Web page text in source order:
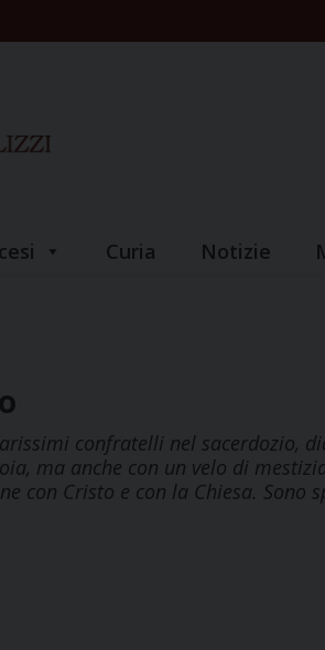
Curia Notizie
confratelli nel sacerdozio,
ma anche con un velo di
con Cristo e con la Chiesa. Sono